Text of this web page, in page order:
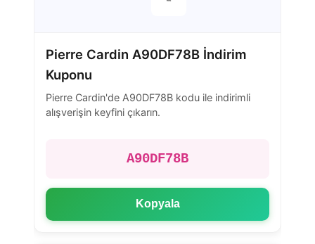
Pierre Cardin A90DF78B İndirim
Kuponu
Pierre Cardin'de A90DF78B kodu ile indirimli
alışverişin keyfini çıkarın.
A90DF78B
Kopyala